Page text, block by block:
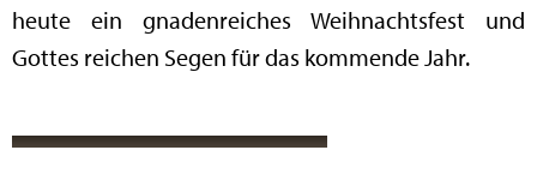
heute ein gnadenreiches Weihnachtsfest und
Gottes reichen Segen für das kommende Jahr.